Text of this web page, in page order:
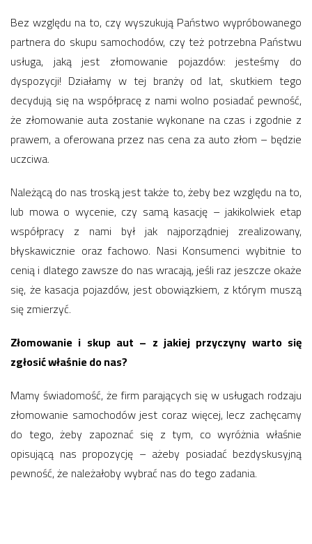
Bez względu na to, czy wyszukują Państwo wypróbowanego
partnera do skupu samochodów, czy też potrzebna Państwu
usługa, jaką jest złomowanie pojazdów: jesteśmy do
dyspozycji! Działamy w tej branży od lat, skutkiem tego
decydują się na współpracę z nami wolno posiadać pewność,
że złomowanie auta zostanie wykonane na czas i zgodnie z
prawem, a oferowana przez nas cena za auto złom – będzie
uczciwa.
Należącą do nas troską jest także to, żeby bez względu na to,
lub mowa o wycenie, czy samą kasację – jakikolwiek etap
współpracy z nami był jak najporządniej zrealizowany,
błyskawicznie oraz fachowo. Nasi Konsumenci wybitnie to
cenią i dlatego zawsze do nas wracają, jeśli raz jeszcze okaże
się, że kasacja pojazdów, jest obowiązkiem, z którym muszą
się zmierzyć.
Złomowanie i skup aut – z jakiej przyczyny warto się
zgłosić właśnie do nas?
Mamy świadomość, że firm parających się w usługach rodzaju
złomowanie samochodów jest coraz więcej, lecz zachęcamy
do tego, żeby zapoznać się z tym, co wyróżnia właśnie
opisującą nas propozycję – ażeby posiadać bezdyskusyjną
pewność, że należałoby wybrać nas do tego zadania.